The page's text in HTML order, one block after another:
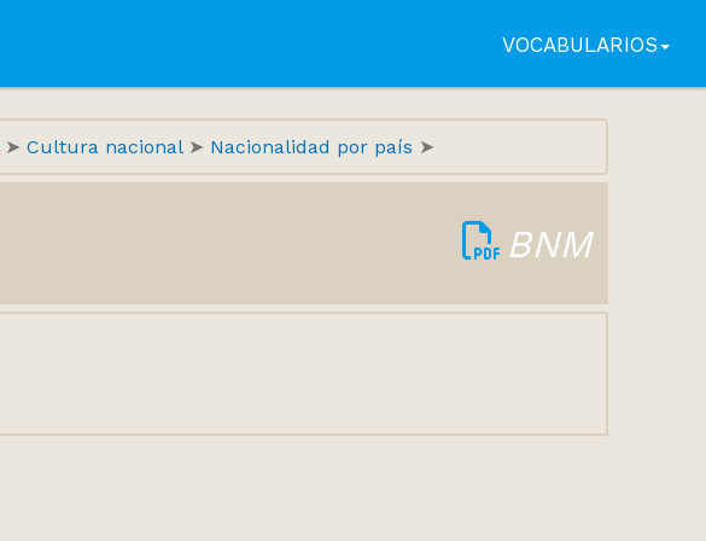
VOCABULARIOS
Cultura nacional Nacionalidad por país
BNM